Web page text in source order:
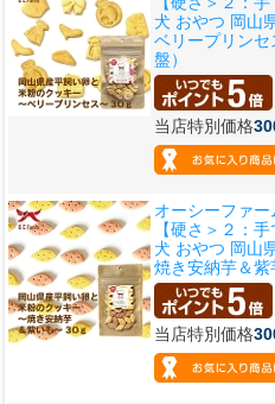
犬 おやつ 岡山
ベリープリン
盤）
当店特別価格
オーシーファー
【硬さ＞２：
犬 おやつ 岡山
焼き安納芋＆紫
当店特別価格